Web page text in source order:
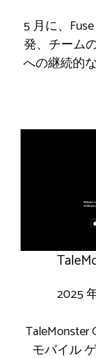
5 月に、
発、チーム
への継続的
2025
TaleMonster
モバイル